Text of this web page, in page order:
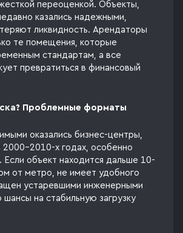
переоценкой. Объекты,
казались надежными,
ликвидность. Арендаторы
те помещения, которые
стандартам, а все
превратиться в финансовый
Проблемные форматы
оказались бизнес-центры,
2000-2010-х годах, особенно
Если объект находится дальше 10-
от метро, не имеет удобного
устаревшими инженерными
шансы на стабильную загрузку